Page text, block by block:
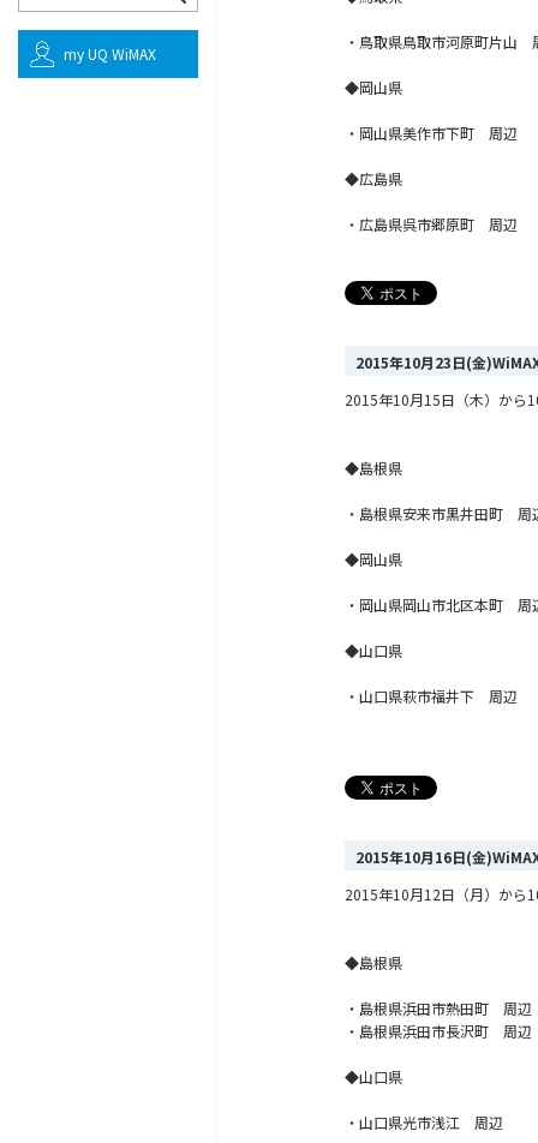
・鳥取県鳥取市河原町片山
◆岡山県
・岡山県美作市下町 周辺
◆広島県
・広島県呉市郷原町 周辺
2015年10月23日(金
2015年10月15日（木）から
◆島根県
・島根県安来市黒井田町 周
◆岡山県
・岡山県岡山市北区本町 周
◆山口県
・山口県萩市福井下 周辺
2015年10月16日(金
2015年10月12日（月）から
◆島根県
・島根県浜田市熱田町 周辺
・島根県浜田市長沢町 周辺
◆山口県
・山口県光市浅江 周辺
my UQ WiMAX